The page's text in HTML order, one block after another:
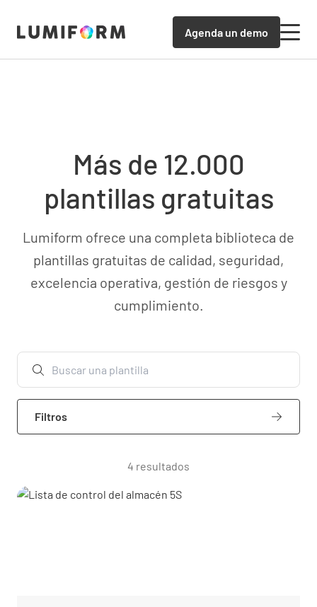
Agenda un demo
Más de 12.000
plantillas gratuitas
Lumiform ofrece una completa biblioteca de
plantillas gratuitas de calidad, seguridad,
excelencia operativa, gestión de riesgos y
cumplimiento.
Filtros
4 resultados